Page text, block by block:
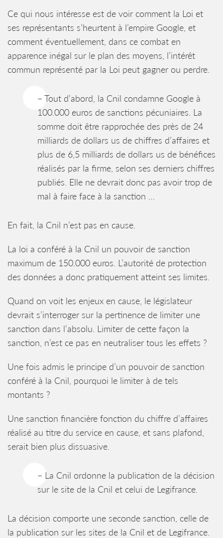
Ce qui nous intéresse est de voir comment la Loi et
ses représentants s’heurtent à l’empire Google, et
comment éventuellement, dans ce combat en
apparence inégal sur le plan des moyens, l’intérêt
commun représenté par la Loi peut gagner ou perdre.
– Tout d’abord, la Cnil condamne Google à
100.000 euros de sanctions pécuniaires. La
somme doit être rapprochée des près de 24
milliards de dollars us de chiffres d’affaires et
plus de 6,5 milliards de dollars us de bénéfices
réalisés par la firme, selon ses derniers chiffres
publiés. Elle ne devrait donc pas avoir trop de
mal à faire face à la sanction …
En fait, la Cnil n’est pas en cause.
La loi a conféré à la Cnil un pouvoir de sanction
maximum de 150.000 euros. L’autorité de protection
des données a donc pratiquement atteint ses limites.
Quand on voit les enjeux en cause, le législateur
devrait s’interroger sur la pertinence de limiter une
sanction dans l’absolu. Limiter de cette façon la
sanction, n’est ce pas en neutraliser tous les effets ?
Une fois admis le principe d’un pouvoir de sanction
conféré à la Cnil, pourquoi le limiter à de tels
montants ?
Une sanction financière fonction du chiffre d’affaires
réalisé au titre du service en cause, et sans plafond,
serait bien plus dissuasive.
– La Cnil ordonne la publication de la décision
sur le site de la Cnil et celui de Legifrance.
La décision comporte une seconde sanction, celle de
la publication sur les sites de la Cnil et de Legifrance.